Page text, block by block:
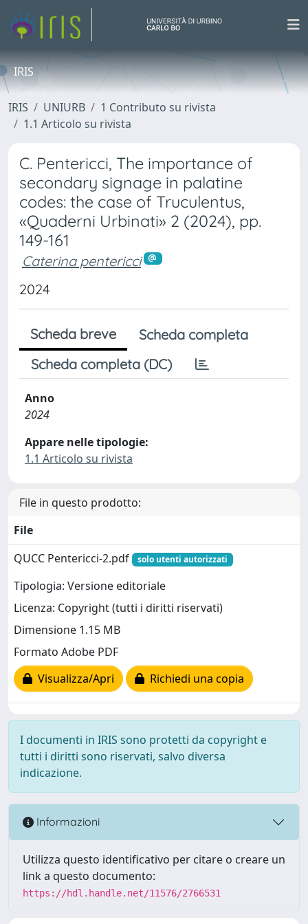
IRIS
IRIS UNIURB
1 Contributo su rivista
1.1 Articolo su rivista
C. Pentericci, The importance of
secondary signage in palatine
codes: the case of Truculentus,
«Quaderni Urbinati» 2 (2024), pp.
149-161
Caterina pentericci
2024
Scheda breve
Scheda completa
Scheda completa (DC)
Anno
2024
Appare nelle tipologie:
1.1 Articolo su rivista
File in questo prodotto:
File
QUCC Pentericci-2.pdf
solo utenti autorizzati
Tipologia: Versione editoriale
Licenza: Copyright (tutti i diritti riservati)
Dimensione 1.15 MB
Formato Adobe PDF
Visualizza/Apri
Richiedi una copia
I documenti in IRIS sono protetti da copyright e
tutti i diritti sono riservati, salvo diversa
indicazione.
Informazioni
Utilizza questo identificativo per citare o creare un
link a questo documento:
https://hdl.handle.net/11576/2766531